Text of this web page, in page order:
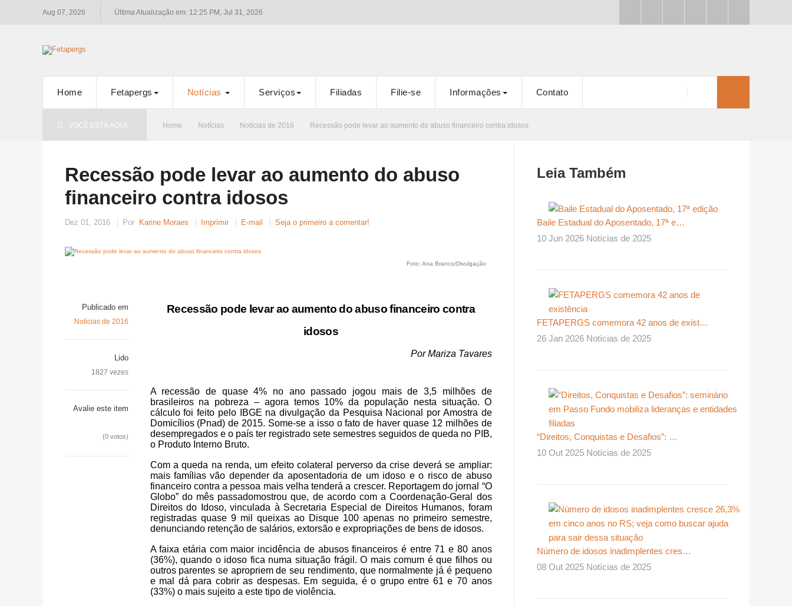
Aug 07, 2026 Última Atualização em: 12:25 PM, Jul 31, 2026
Home Fetapergs Notícias Serviços Filiadas Filie-se Informações Contato
VOCÊ ESTÁ AQUI: Home Notícias Notícias de 2016 Recessão pode levar ao aumento do abuso financeiro contra idosos
Recessão pode levar ao aumento do abuso
financeiro contra idosos
Dez 01, 2016 Por Karine Moraes Imprimir E-mail Seja o primeiro a comentar!
Foto: Ana Branco/Divulgação
Publicado em
Notícias de 2016
Lido
1827 vezes
Avalie este item
(0 votos)
Recessão pode levar ao aumento do abuso financeiro contra
idosos
Por Mariza Tavares
A recessão de quase 4% no ano passado jogou mais de 3,5 milhões de
brasileiros na pobreza – agora temos 10% da população nesta situação. O
cálculo foi feito pelo IBGE na divulgação da Pesquisa Nacional por Amostra de
Domicílios (Pnad) de 2015. Some-se a isso o fato de haver quase 12 milhões de
desempregados e o país ter registrado sete semestres seguidos de queda no PIB,
o Produto Interno Bruto.
Com a queda na renda, um efeito colateral perverso da crise deverá se ampliar:
mais famílias vão depender da aposentadoria de um idoso e o risco de abuso
financeiro contra a pessoa mais velha tenderá a crescer. Reportagem do jornal “O
Globo” do mês passadomostrou que, de acordo com a Coordenação-Geral dos
Direitos do Idoso, vinculada à Secretaria Especial de Direitos Humanos, foram
registradas quase 9 mil queixas ao Disque 100 apenas no primeiro semestre,
denunciando retenção de salários, extorsão e expropriações de bens de idosos.
A faixa etária com maior incidência de abusos financeiros é entre 71 e 80 anos
(36%), quando o idoso fica numa situação frágil. O mais comum é que filhos ou
outros parentes se apropriem de seu rendimento, que normalmente já é pequeno
e mal dá para cobrir as despesas. Em seguida, é o grupo entre 61 e 70 anos
(33%) o mais sujeito a este tipo de violência.
Leia Também
Baile Estadual do Aposentado, 17ª e…
10 Jun 2026 Notícias de 2025
FETAPERGS comemora 42 anos de exist…
26 Jan 2026 Notícias de 2025
“Direitos, Conquistas e Desafios”: …
10 Out 2025 Notícias de 2025
Número de idosos inadimplentes cres…
08 Out 2025 Notícias de 2025